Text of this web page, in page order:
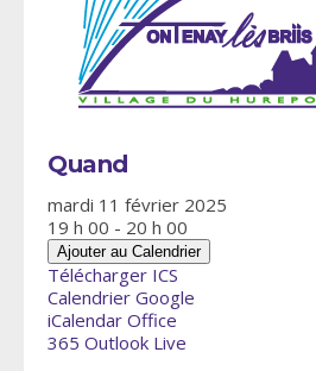
Quand
mardi 11 février 2025
19 h 00 - 20 h 00
Ajouter au Calendrier
Télécharger ICS
Calendrier Google
iCalendar Office
365 Outlook Live